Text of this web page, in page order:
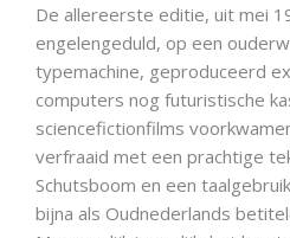
De allereerste editie, uit mei
engelengeduld, op een
typemachine, geproduceerd
computers nog futuristische
sciencefictionfilms
verfraaid met een prachtige
Schutsboom en een
bijna als Oudnederlands